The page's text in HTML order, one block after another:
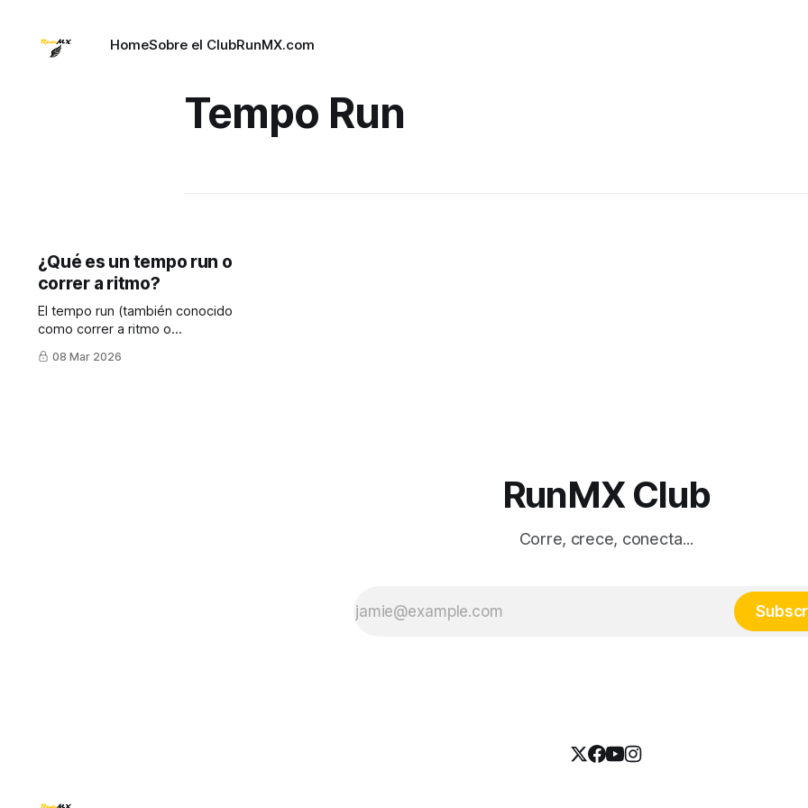
HomeSobre el ClubRunMX.com
Tempo Run
¿Qué es un tempo run o
correr a ritmo?
El tempo run (también conocido
como correr a ritmo o
entrenamiento de umbral) es uno
de los entrenamientos más
08 Mar 2026
RunMX Club
Corre, crece, conecta...